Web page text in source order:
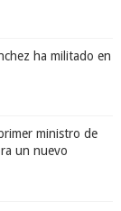
ha militado en
ministro de
un nuevo